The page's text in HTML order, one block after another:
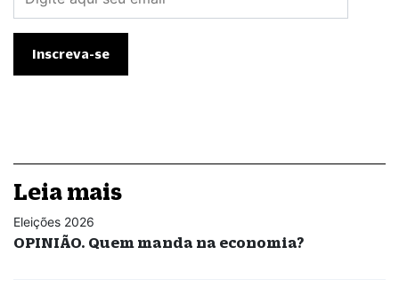
Leia mais
Eleições 2026
OPINIÃO. Quem manda na economia?